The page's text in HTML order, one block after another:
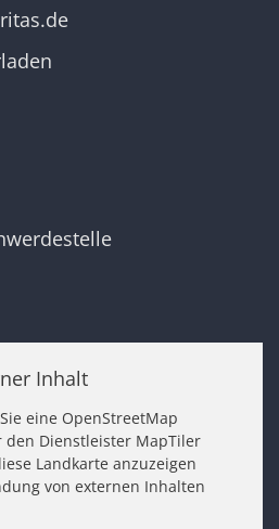
Inhalt
eine OpenStreetMap
den Dienstleister MapTiler
Landkarte anzuzeigen
von externen Inhalten